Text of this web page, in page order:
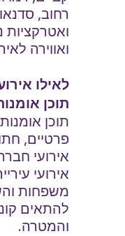
רחוב,
ואטרקציות
ואווירה
לאילו
תוכן
תוכן
פרטיים,
אירועי
אירועי
משפחות
להתאים
והמטרה.